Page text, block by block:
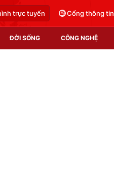
trực tuyến Cổng thông tin
ĐỜI SỐNG CÔNG NGHỆ